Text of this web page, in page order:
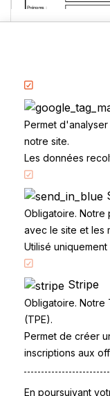
Examen du
Questions
Code de la
Partenaires
Permis à
CandidatLibre.net
Permet
notre site.
Les données
Obligatoire. Notre
avec le site et les
Utilisé
Stripe
Obligatoire. Notre
(TPE).
Permet de créer
inscriptions aux
En poursuivant